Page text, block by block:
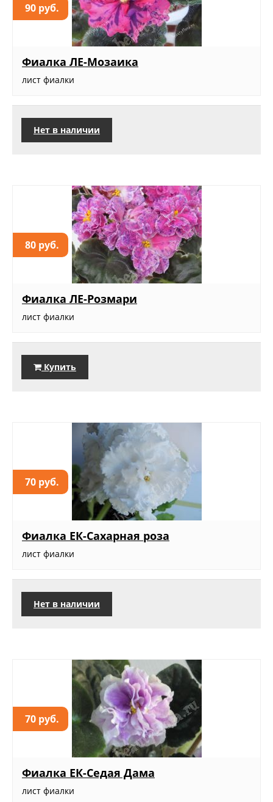
90 руб.
Фиалка ЛЕ-Мозаика
лист фиалки
Нет в наличии
80 руб.
Фиалка ЛЕ-Розмари
лист фиалки
Купить
70 руб.
Фиалка ЕК-Сахарная роза
лист фиалки
Нет в наличии
70 руб.
Фиалка ЕК-Седая Дама
лист фиалки